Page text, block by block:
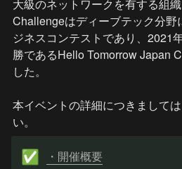
大級のネットワークを有する組
Challengeはディーブテック分
ジネスコンテストであり、2021
勝であるHello Tomorrow Japan
した。
本イベントの詳細につきまして
い。
✅ ・開催概要